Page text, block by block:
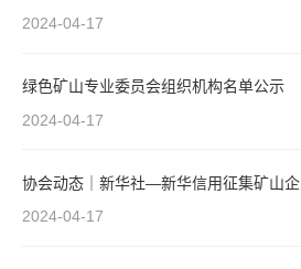
2024-04-17
绿色矿山专业委员会组织机构名单公示
2024-04-17
协会动态｜新华社—新华信用征集矿山企
2024-04-17